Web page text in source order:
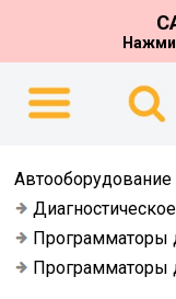
Автооборудование
Программаторы
Программаторы